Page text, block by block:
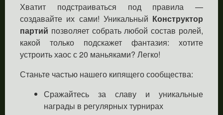
Хватит подстраиваться под правила —
создавайте их сами! Уникальный Конструктор
партий позволяет собрать любой состав ролей,
какой только подскажет фантазия: хотите
устроить хаос с 20 маньяками? Легко!
Станьте частью нашего кипящего сообщества:
Сражайтесь за славу и уникальные
награды в регулярных турнирах